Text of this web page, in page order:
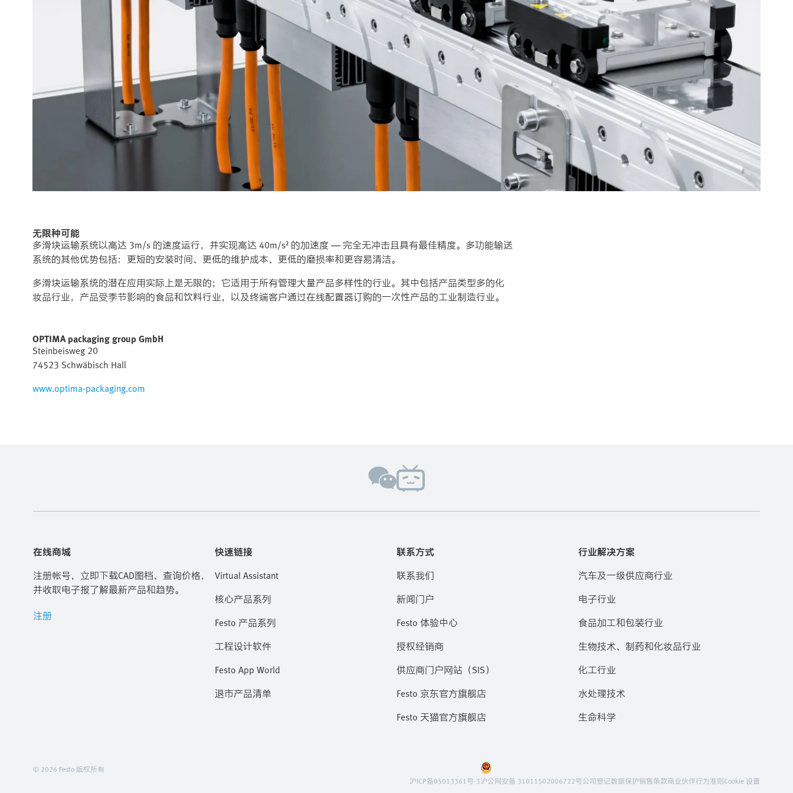
无限种可能
多滑块运输系统以高达 3m/s 的速度运行，并实现高达 40m/s² 的加速度 — 完全无冲击且具有最佳精度。多功能输送
系统的其他优势包括：更短的安装时间、更低的维护成本、更低的磨损率和更容易清洁。
多滑块运输系统的潜在应用实际上是无限的；它适用于所有管理大量产品多样性的行业。其中包括产品类型多的化
妆品行业，产品受季节影响的食品和饮料行业，以及终端客户通过在线配置器订购的一次性产品的工业制造行业。
OPTIMA packaging group GmbH
Steinbeisweg 20
74523 Schwäbisch Hall
www.optima-packaging.com
在线商城
注册帐号，立即下载CAD图档、查询价格，
并收取电子报了解最新产品和趋势。
注册
快速链接
Virtual Assistant
核心产品系列
Festo 产品系列
工程设计软件
Festo App World
退市产品清单
联系方式
联系我们
新闻门户
Festo 体验中心
授权经销商
供应商门户网站（SIS）
Festo 京东官方旗舰店
Festo 天猫官方旗舰店
行业解决方案
汽车及一级供应商行业
电子行业
食品加工和包装行业
生物技术、制药和化妆品行业
化工行业
水处理技术
生命科学
© 2026 Festo 版权所有
沪ICP备05013361号-3沪公网安备 31011502006722号公司登记数据保护销售条款商业伙伴行为准则Cookie 设置